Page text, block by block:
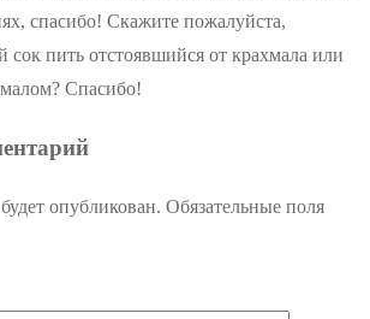
спасибо! Скажите пожалуйста,
сок пить отстоявшийся от крахмала или
Спасибо!
опубликован. Обязательные поля